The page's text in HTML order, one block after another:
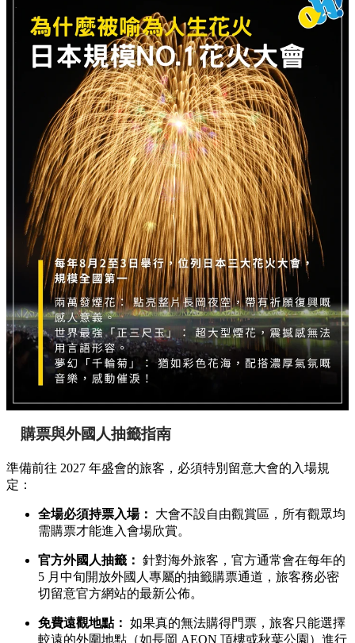
購票與外國人抽籤指南
準備前往 2027 年盛會的旅客，必須特別留意大會的入場規
定：
全場必須持票入場：
大會不設自由觀賞區，所有觀眾均
需購票才能進入會場欣賞。
官方外國人抽籤： 針對海外旅客，官方通常會在每年的
5 月中旬開放外國人專屬的抽籤購票通道，旅客務必密
切留意官方網站的最新公佈。
免費遠觀地點： 如果真的無法購得門票，旅客只能選擇
較遠的外圍地點（如長岡 AEON 頂樓或秋葉公園）進行